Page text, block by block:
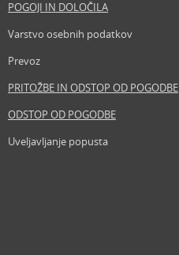
POGOJI IN DOLOČILA
Varstvo osebnih podatkov
Prevoz
PRITOŽBE IN ODSTOP OD POGODBE
ODSTOP OD POGODBE
Uveljavljanje popusta